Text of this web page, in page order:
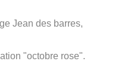
Jean des barres,
"octobre rose".